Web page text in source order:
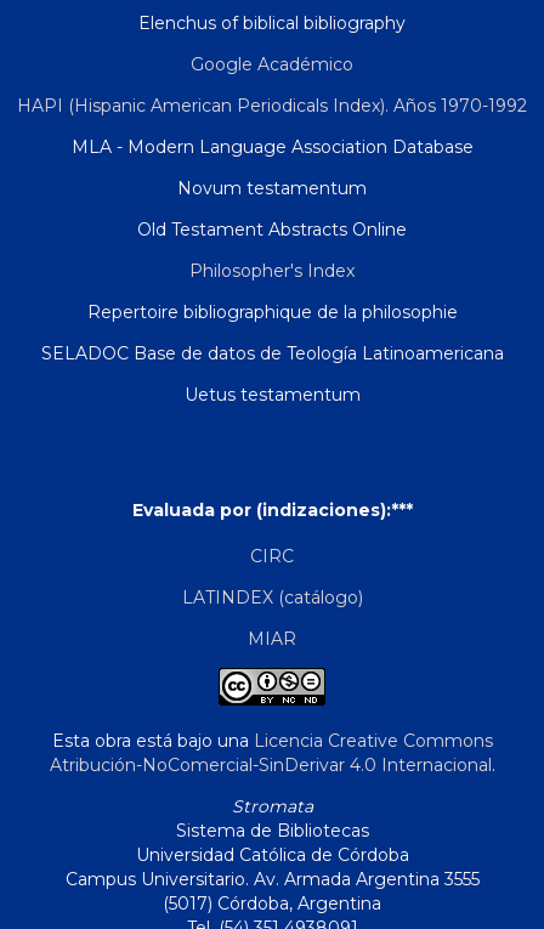
Elenchus of biblical bibliography
Google Académico
HAPI (Hispanic American Periodicals Index). Años 1970-1992
MLA - Modern Language Association Database
Novum testamentum
Old Testament Abstracts Online
Philosopher's Index
Repertoire bibliographique de la philosophie
SELADOC Base de datos de Teología Latinoamericana
Uetus testamentum
Evaluada por (indizaciones):***
CIRC
LATINDEX (catálogo)
MIAR
Esta obra está bajo una Licencia Creative Commons
Atribución-NoComercial-SinDerivar 4.0 Internacional.
Stromata
Sistema de Bibliotecas
Universidad Católica de Córdoba
Campus Universitario. Av. Armada Argentina 3555
(5017) Córdoba, Argentina